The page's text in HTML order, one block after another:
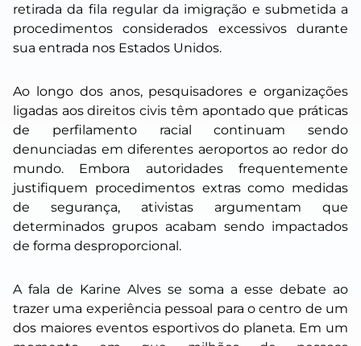
retirada da fila regular da imigração e submetida a
procedimentos considerados excessivos durante
sua entrada nos Estados Unidos.
Ao longo dos anos, pesquisadores e organizações
ligadas aos direitos civis têm apontado que práticas
de perfilamento racial continuam sendo
denunciadas em diferentes aeroportos ao redor do
mundo. Embora autoridades frequentemente
justifiquem procedimentos extras como medidas
de segurança, ativistas argumentam que
determinados grupos acabam sendo impactados
de forma desproporcional.
A fala de Karine Alves se soma a esse debate ao
trazer uma experiência pessoal para o centro de um
dos maiores eventos esportivos do planeta. Em um